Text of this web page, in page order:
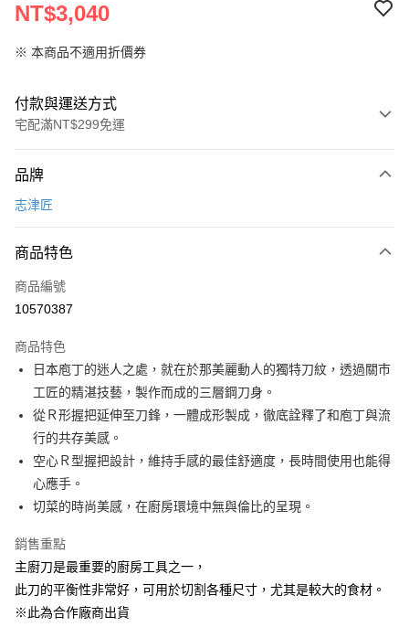
NT$3,040
※ 本商品不適用折價券
付款與運送方式
宅配滿NT$299免運
信用卡一次付款
Apple Pay
悠遊付
全盈+PAY
大哥付你分期
相關說明
【大哥付你分期使用說明】
1.本服務由台灣大哥大提供，台灣大哥大用戶可立即使用無須另外申請。
2.付款方式選擇「大哥付你分期」，訂單成立後會自動跳轉到大哥付的交易
流程，驗證手機門號後，選擇欲分期的期數、繳款截止日，確認付款後即完
成交易。
3.實際核准額度、可分期數及費用金額請依後續交易確認頁面所載為準。
消。如遇「轉專審核」未通過狀況，表示未達大哥付你分期系統評分，恕無
法說明評估內容。
1.分期款項不併入電信帳單，「大哥付你分期」於每月結算日後寄送繳費提
醒簡訊。
ATM付款
運送方式
每筆NT$150，滿NT$299(含以上)免運費
品牌
志津匠
商品特色
商品編號
10570387
商品特色
日本庖丁的迷人之處，就在於那美麗動人的獨特刀紋，透過關市
工匠的精湛技藝，製作而成的三層鋼刀身。
從Ｒ形握把延伸至刀鋒，一體成形製成，徹底詮釋了和庖丁與流
行的共存美感。
空心Ｒ型握把設計，維持手感的最佳舒適度，長時間使用也能得
心應手。
切菜的時尚美感，在廚房環境中無與倫比的呈現。
銷售重點
主廚刀是最重要的廚房工具之一，
此刀的平衡性非常好，可用於切割各種尺寸，尤其是較大的食材。
※此為合作廠商出貨